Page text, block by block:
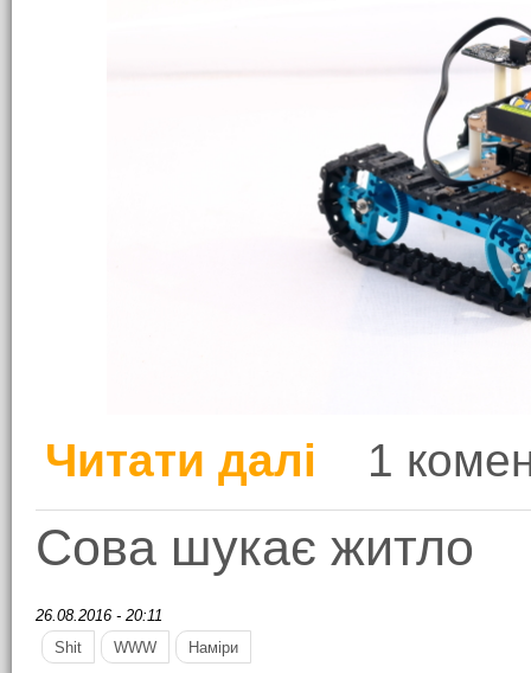
Читати далі про Кишенькові боти
1
Сова шукає житло
26.08.2016 - 20:11
Shit
WWW Наміри